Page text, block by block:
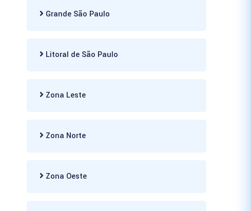
Grande São Paulo
Litoral de São Paulo
Zona Leste
Zona Norte
Zona Oeste